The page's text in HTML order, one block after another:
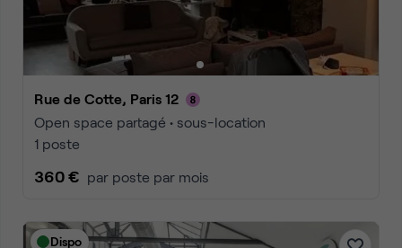
Rue de Cotte, Paris 12
Open space partagé • sous-location
1 poste
360 € par poste par mois
Dispo